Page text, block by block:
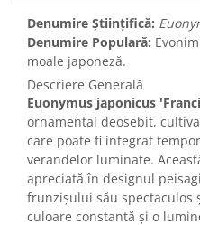
Denumire Științifică:
Denumire Populară:
moale japoneză.
Descriere Generală
Euonymus japonicus
ornamental deosebit,
care poate fi integrat
verandelor luminate.
apreciată în designul
frunzișului său spectaculos
culoare constantă și o